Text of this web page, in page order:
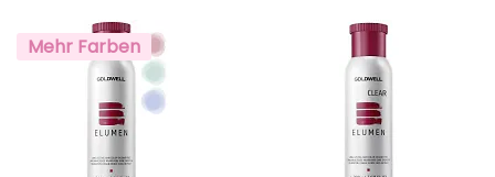
Mehr Farben